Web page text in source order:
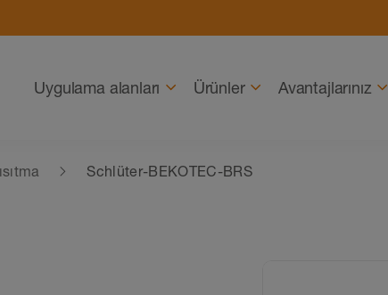
Uygulama alanları Ürünler Avantajlarınız
Schlüter-BEKOTEC-BRS